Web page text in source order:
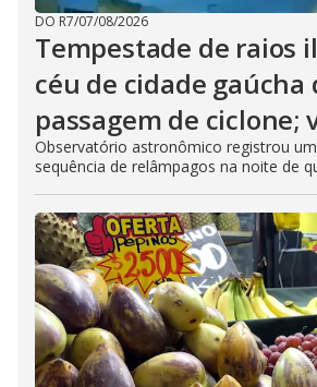
DO R7/07/08/2026
Tempestade de raios
céu de cidade
passagem de ciclone;
Observatório astronômico registrou
sequência de relâmpagos na noite de